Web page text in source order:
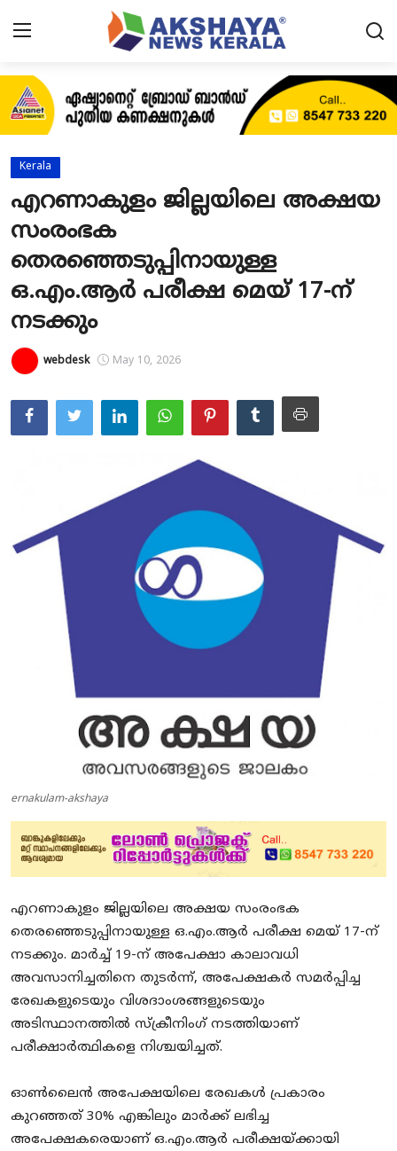
Home
Contact
News
Akshaya News
Agriculture
Business
Education
Obituary
Travel & Tourism
Technology
Kerala
എറണാകുളം ജില്ലയിലെ അക്ഷയ
സംരംഭക
തെരഞ്ഞെടുപ്പിനായുള്ള
ഒ.എം.ആർ പരീക്ഷ മെയ് 17-ന്
നടക്കും
webdesk May 10, 2026
ernakulam-akshaya
എറണാകുളം ജില്ലയിലെ അക്ഷയ സംരംഭക
തെരഞ്ഞെടുപ്പിനായുള്ള ഒ.എം.ആർ പരീക്ഷ മെയ് 17-ന്
നടക്കും. മാർച്ച് 19-ന് അപേക്ഷാ കാലാവധി
അവസാനിച്ചതിനെ തുടർന്ന്, അപേക്ഷകർ സമർപ്പിച്ച
രേഖകളുടെയും വിശദാംശങ്ങളുടെയും
അടിസ്ഥാനത്തിൽ സ്ക്രീനിംഗ് നടത്തിയാണ്
പരീക്ഷാർത്ഥികളെ നിശ്ചയിച്ചത്.
​ഓൺലൈൻ അപേക്ഷയിലെ രേഖകൾ പ്രകാരം
കുറഞ്ഞത് 30% എങ്കിലും മാർക്ക് ലഭിച്ച
അപേക്ഷകരെയാണ് ഒ.എം.ആർ പരീക്ഷയ്ക്കായി